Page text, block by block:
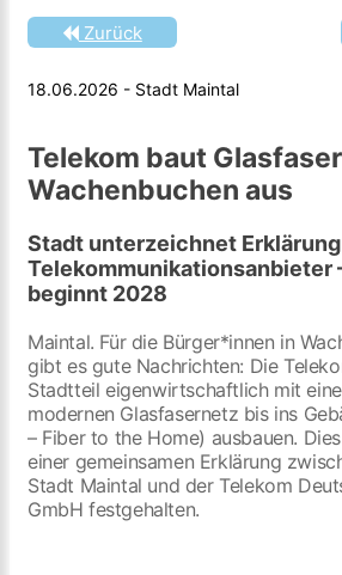
Zurück
18.06.2026 - Stadt Maintal
Telekom baut
Wachenbuchen aus
Stadt unterzeichnet
Telekommunikationsanbieter
beginnt 2028
Maintal. Für die Bürger*innen in
gibt es gute Nachrichten: Die
Stadtteil eigenwirtschaftlich mit
modernen Glasfasernetz bis ins
– Fiber to the Home) ausbauen.
einer gemeinsamen Erklärung
Stadt Maintal und der Telekom
GmbH festgehalten.